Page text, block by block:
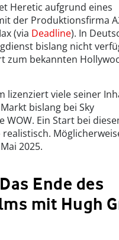
Heretic aufgrund eines
der Produktionsfirma
(via Deadline). In
bislang nicht
zum bekannten
lizenziert viele seiner
bislang bei Sky
WOW. Ein Start bei
2025.
Ende des
mit Hugh